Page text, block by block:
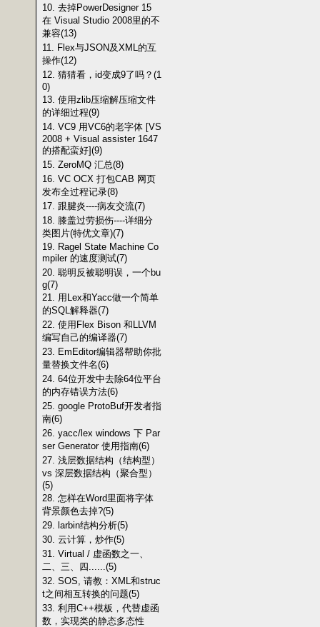
10. 去掉PowerDesigner 15
在 Visual Studio 2008里的不
兼容(13)
11. Flex与JSON及XML的互
操作(12)
12. 猜猜看，id变成9了吗？(1
0)
13. 使用zlib压缩解压缩文件
的详细过程(9)
14. VC9 用VC6的老字体 [VS
2008 + Visual assister 1647
的搭配蛮好](9)
15. ZeroMQ 汇总(8)
16. VC OCX 打包CAB 网页
发布全过程记录(8)
17. 跟腱炎----病友交流(7)
18. 膝盖过劳损伤----详细分
类图片(特优文章)(7)
19. Ragel State Machine Co
mpiler 的速度测试(7)
20. 聪明反被聪明误，一个bu
g(7)
21. 用Lex和Yacc做一个简单
的SQL解释器(7)
22. 使用Flex Bison 和LLVM
编写自己的编译器(7)
23. EmEditor编辑器帮助你批
量替换文件名(6)
24. 64位开发中去除64位平台
的内存错误方法(6)
25. google ProtoBuf开发者指
南(6)
26. yacc/lex windows 下 Par
ser Generator 使用指南(6)
27. 浅层数据结构（结构型）
vs 深层数据结构（聚合型）
(5)
28. 怎样在Word里面将字体
背景颜色去掉?(5)
29. larbin结构分析(5)
30. 云计算，炒作(5)
31. Virtual / 虚函数之一、
二、三、四......(5)
32. SOS, 请教：XML和struc
t之间相互转换的问题(5)
33. 利用C++模板，代替虚函
数，实现类的静态多态性